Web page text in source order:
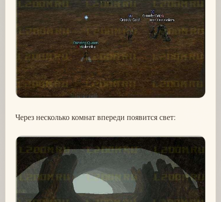
Через несколько комнат впереди появится свет: